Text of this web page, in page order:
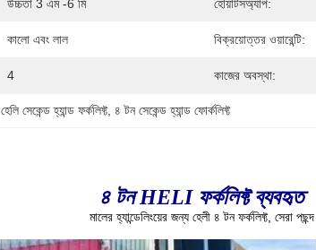
উচ্চতা 3 এম -6 মি হোয়াটসঅ্যাপ:
কালো এবং লাল বিক্রয়োত্তর ওয়ারেন্টি:
4 কাজের অবস্থা:
হেলি সেকেন্ড হ্যান্ড ফর্কলিফ্ট , ৪ টন সেকেন্ড হ্যান্ড ফোর্কলিফ্ট
৪ টন HELI ফর্কলিফ্ট ব্যবহৃত
মালের হ্যান্ডেলিংয়ের জন্য হেলী ৪ টন ফর্কলিফ্ট, সেরা পছন্দ